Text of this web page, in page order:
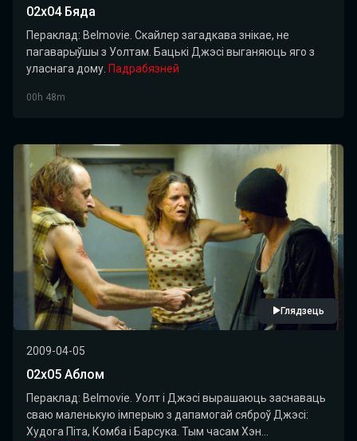
02x04 Бяда
Пераклад: Belmovie. Скайлер загадкава знікае, не
пагаварыўшы з Уолтам. Бацькі Джэсі выганяюць яго з
уласнага дому. Падрабязней
00h 48m
Глядзець
2009-04-05
02x05 Аблом
Пераклад: Belmovie. Уолт і Джэсі вырашаюць заснаваць
сваю маленькую імперыю з дапамогай сяброў Джэсі:
Худога Піта, Комба і Барсука. Тым часам Хэн...